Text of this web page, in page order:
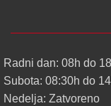
Radni dan: 08h do
Subota: 08:30h do
Nedelja: Zatvoreno